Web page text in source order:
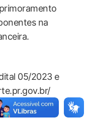
na
05/2023 e